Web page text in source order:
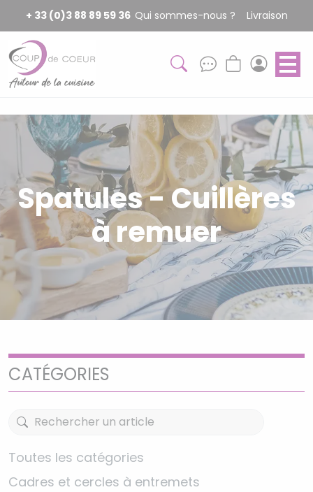
+ 33 (0)3 88 89 59 36 Qui sommes-nous ? Livraison
Spatules - Cuillères
à remuer
CATÉGORIES
Toutes les catégories
Cadres et cercles à entremets
Panneau de gestion des cookies